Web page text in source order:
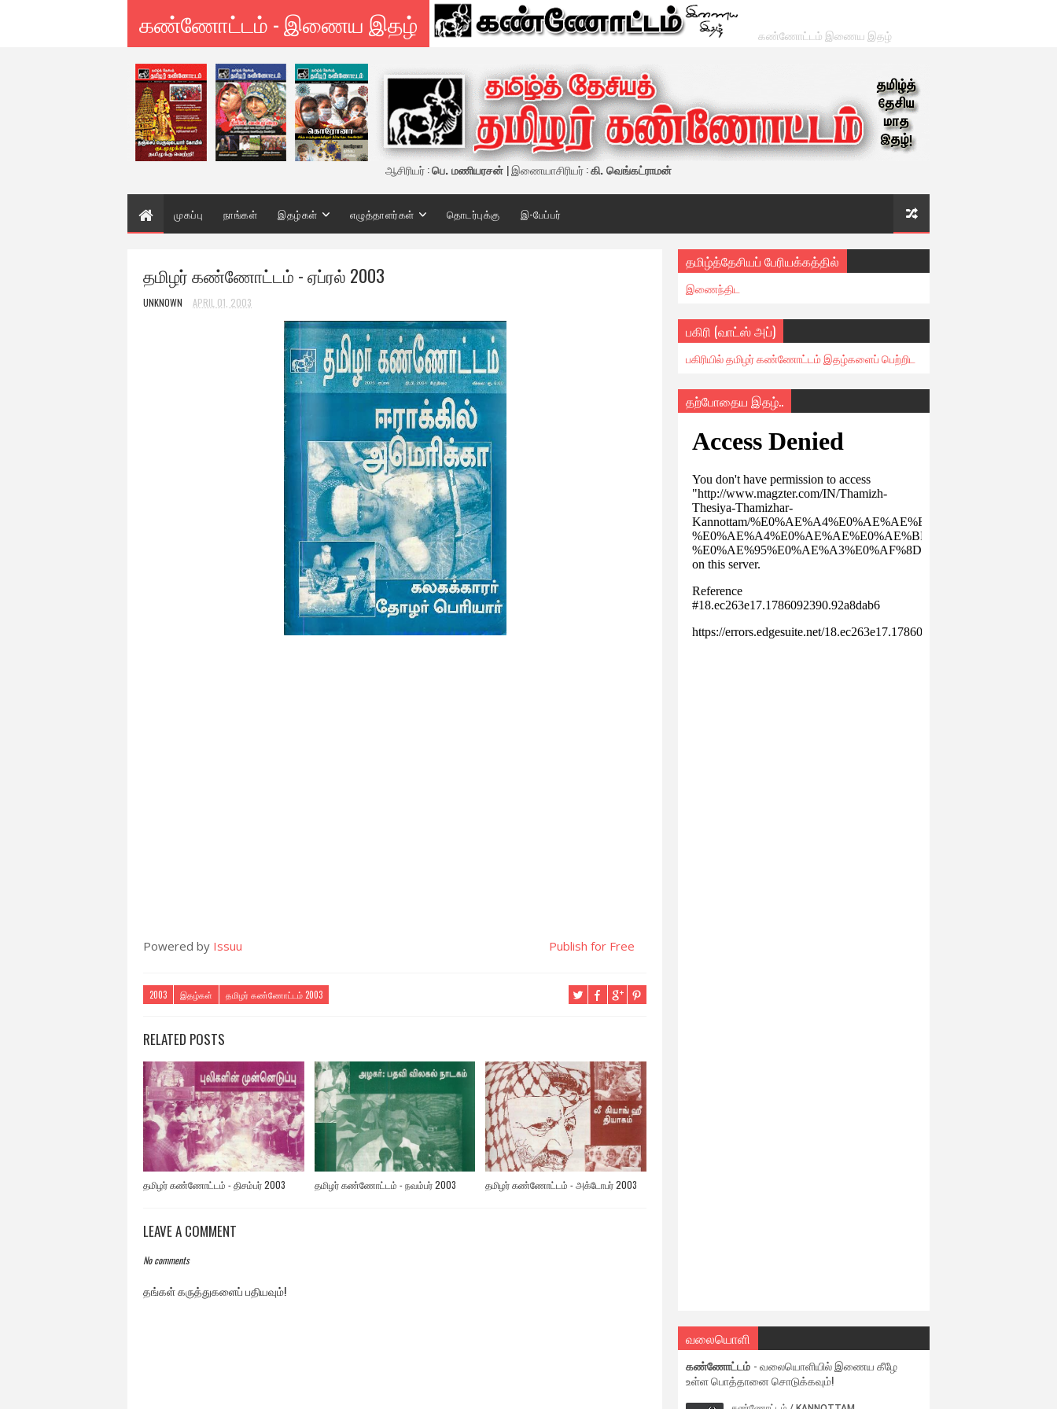
கண்ணோட்டம் - இணைய இதழ் கண்ணோட்டம் இணைய இதழ்
ஆசிரியர் :பெ. மணியரசன் | இணையாசிரியர் :கி. வெங்கட்ராமன்
முகப்பு நாங்கள் இதழ்கள் எழுத்தாளர்கள் தொடர்புக்கு இ-பேப்பர்
தமிழர் கண்ணோட்டம் - ஏப்ரல் 2003
UNKNOWN APRIL 01, 2003
Powered by Issuu Publish for Free
2003 இதழ்கள் தமிழர் கண்ணோட்டம் 2003
RELATED POSTS
தமிழர் கண்ணோட்டம் - திசம்பர் 2003 தமிழர் கண்ணோட்டம் - நவம்பர் 2003 தமிழர் கண்ணோட்டம் - அக்டோபர் 2003
LEAVE A COMMENT
No comments
தங்கள் கருத்துகளைப் பதியவும்!
தமிழ்த்தேசியப் பேரியக்கத்தில்
இணைந்திட
பகிரி (வாட்ஸ் அப்)
பகிரியில் தமிழர் கண்ணோட்டம் இதழ்களைப் பெற்றிட
தற்போதைய இதழ்..
வலையொளி
கண்ணோட்டம் - வலையொளியில் இணைய கீழே
உள்ள பொத்தானை சொடுக்கவும்!